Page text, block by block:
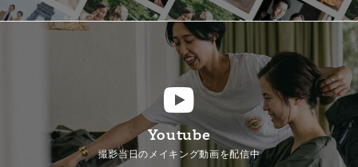
Youtube
撮影当日のメイキング動画を配信中